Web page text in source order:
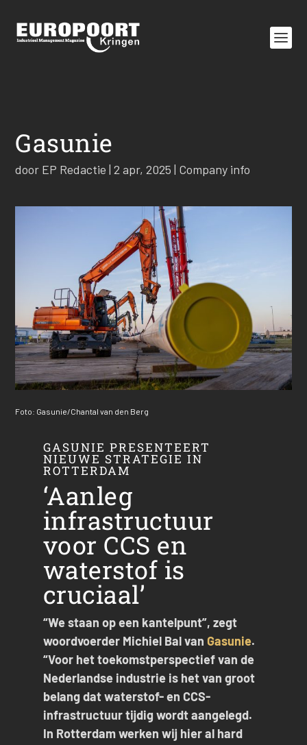
Gasunie
door EP Redactie |2 apr, 2025 | Company info
Foto: Gasunie/Chantal van den Berg
GASUNIE PRESENTEERT
NIEUWE STRATEGIE IN
ROTTERDAM
‘Aanleg
infrastructuur
voor CCS en
waterstof is
cruciaal’
“We staan op een kantelpunt”, zegt
woordvoerder Michiel Bal van Gasunie.
“Voor het toekomstperspectief van de
Nederlandse industrie is het van groot
belang dat waterstof- en CCS-
infrastructuur tijdig wordt aangelegd.
In Rotterdam werken wij hier al hard